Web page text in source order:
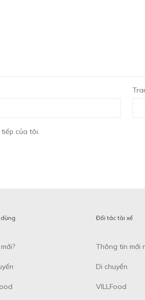
của tôi.
Đối tác tài xế
Thông tin mới
Di chuyển
VILLFood